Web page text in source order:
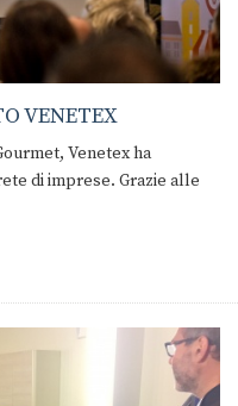
VENETEX
Venetex ha
di imprese. Grazie alle